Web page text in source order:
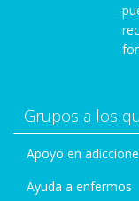
Grupos a los
Apoyo en
Ayuda a enfermos